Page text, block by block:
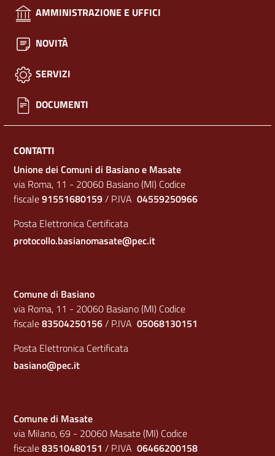
AMMINISTRAZIONE E UFFICI
NOVITÀ
SERVIZI
DOCUMENTI
CONTATTI
Unione dei Comuni di Basiano e Masate
via Roma, 11 - 20060 Basiano (MI) Codice
fiscale91551680159/ P.IVA 04559250966
Posta Elettronica Certificata
protocollo.basianomasate@pec.it
Comune di Basiano
via Roma, 11 - 20060 Basiano (MI) Codice
fiscale83504250156/ P.IVA 05068130151
Posta Elettronica Certificata
basiano@pec.it
Comune di Masate
via Milano, 69 - 20060 Masate (MI) Codice
fiscale83510480151 / P.IVA 06466200158